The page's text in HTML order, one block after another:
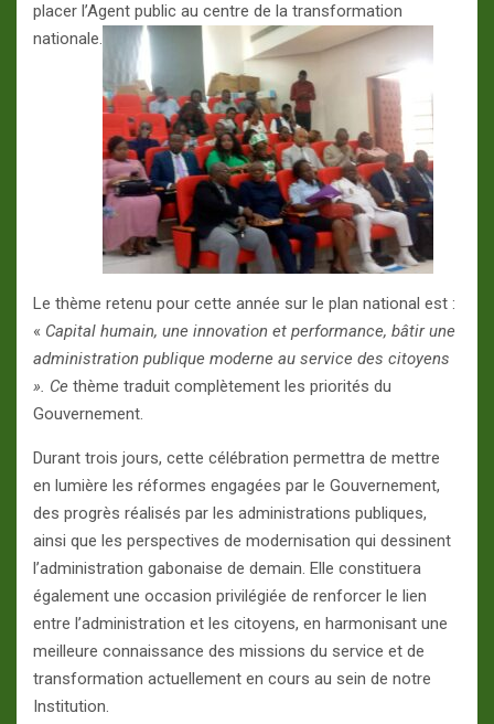
placer l’Agent public au centre de la transformation
nationale.
Le thème retenu pour cette année sur le plan national est :
« Capital humain, une innovation et performance, bâtir une
administration publique moderne au service des citoyens
». Ce thème traduit complètement les priorités du
Gouvernement.
Durant trois jours, cette célébration permettra de mettre
en lumière les réformes engagées par le Gouvernement,
des progrès réalisés par les administrations publiques,
ainsi que les perspectives de modernisation qui dessinent
l’administration gabonaise de demain. Elle constituera
également une occasion privilégiée de renforcer le lien
entre l’administration et les citoyens, en harmonisant une
meilleure connaissance des missions du service et de
transformation actuellement en cours au sein de notre
Institution.